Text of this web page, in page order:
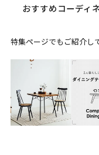
おすすめコーディ
特集ページでもご紹介し